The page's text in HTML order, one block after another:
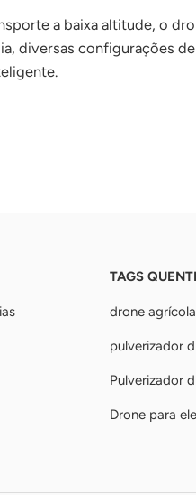
a baixa altitude, o
diversas configurações
TAGS
drone
pulverizador
Pulverizador
Drone para